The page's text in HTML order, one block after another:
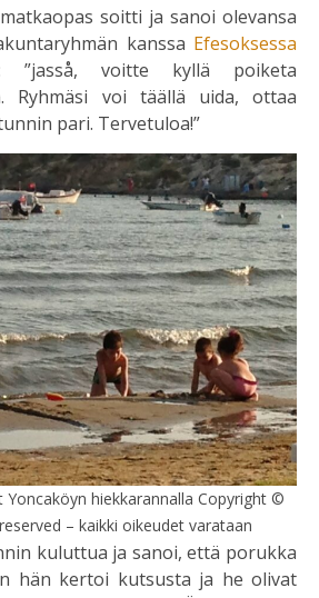
soitti ja sanoi olevansa
kanssa Efesoksessa
”jasså, voitte kyllä poiketa
Ryhmäsi voi täällä uida, ottaa
pari. Tervetuloa!”
Yoncaköyn hiekkarannalla Copyright ©
– kaikki oikeudet varataan
kuluttua ja sanoi, että porukka
hän kertoi kutsusta ja he olivat